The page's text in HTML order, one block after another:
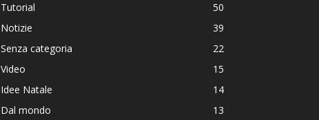
Tutorial
50
Notizie
39
Senza categoria
22
Video
15
Idee Natale
14
Dal mondo
13